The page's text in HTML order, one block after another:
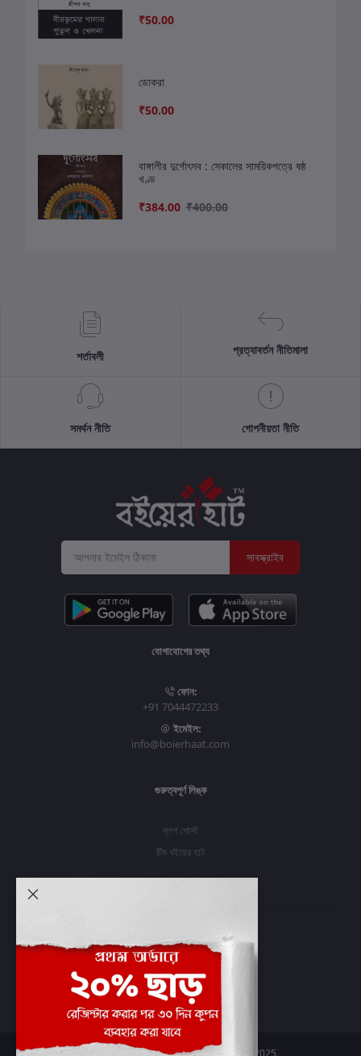
₹50.00
ডোকরা
₹50.00
বাঙ্গালীর দুর্গোৎসব : সেকালের সাময়িকপত্রে ষষ্ঠ
খণ্ড
₹384.00 ₹400.00
শর্তাবলী প্রত্যাবর্তন নীতিমালা
সমর্থন নীতি গোপনীয়তা নীতি
সাবস্ক্রাইব
যোগাযোগের তথ্য
ফোন:
+91 7044472233
ইমেইল:
info@boierhaat.com
গুরুত্বপূর্ণ লিঙ্ক
ব্লগ পোস্ট
টিম বইয়ের হাট
প্রবেশ করুন
অর্ডার ইতিহাস
আমার ইচ্ছাগুলি
অর্ডার ট্র্যাকিং
Boier Haat™ | © All rights reserved 2025.